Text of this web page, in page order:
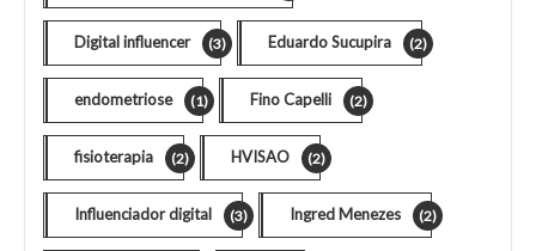
Digital influencer (3) Eduardo Sucupira (2)
endometriose (1) Fino Capelli (2)
fisioterapia (2) HVISAO (2)
Influenciador digital (3) Ingred Menezes (2)